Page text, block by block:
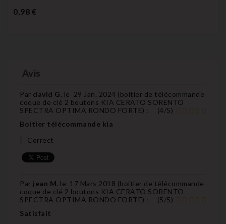
0,98 €
Avis
Par david G. le 29 Jan. 2024 (boitier de télécommande
coque de clé 2 boutons KIA CERATO SORENTO
SPECTRA OPTIMA RONDO FORTE) : (4/5)
Boitier télécommande kia
Correct
Par jean M. le 17 Mars 2018 (boitier de télécommande
coque de clé 2 boutons KIA CERATO SORENTO
SPECTRA OPTIMA RONDO FORTE) : (5/5)
Satisfait